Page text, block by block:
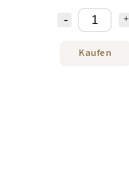
Kaufen